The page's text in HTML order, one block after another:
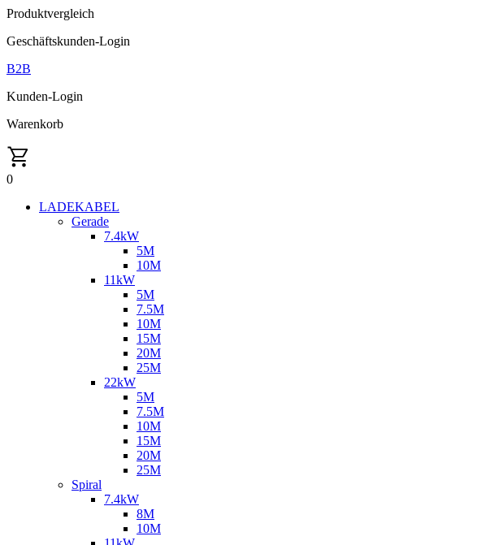
Produktvergleich
Geschäftskunden-Login
B2B
Kunden-Login
Warenkorb
0
LADEKABEL
Gerade
7.4kW
5M
10M
11kW
5M
7.5M
10M
15M
20M
25M
22kW
5M
7.5M
10M
15M
20M
25M
Spiral
7.4kW
8M
10M